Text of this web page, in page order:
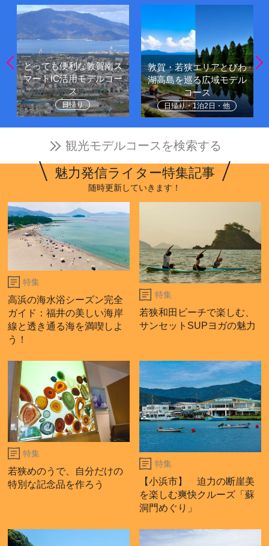
とっても便利な敦賀南ス
マートIC活用モデルコー
ス
日帰り
敦賀・若狭エリアとびわ
湖高島を巡る広域モデル
コース
日帰り・1泊2日・他
観光モデルコースを検索する
魅力発信ライター特集記事
随時更新していきます！
特集
高浜の海水浴シーズン完全
ガイド：福井の美しい海岸
線と透き通る海を満喫しよ
う！
特集
若狭和田ビーチで楽しむ、
サンセットSUPヨガの魅力
特集
若狭めのうで、自分だけの
特別な記念品を作ろう
特集
【小浜市】 迫力の断崖美
を楽しむ爽快クルーズ「蘇
洞門めぐり」